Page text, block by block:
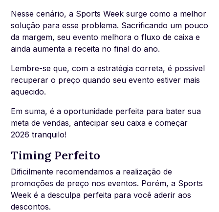
Nesse cenário, a Sports Week surge como a melhor
solução para esse problema. Sacrificando um pouco
da margem, seu evento melhora o fluxo de caixa e
ainda aumenta a receita no final do ano.
Lembre-se que, com a estratégia correta, é possível
recuperar o preço quando seu evento estiver mais
aquecido.
Em suma, é a oportunidade perfeita para bater sua
meta de vendas, antecipar seu caixa e começar
2026 tranquilo!
Timing Perfeito
Dificilmente recomendamos a realização de
promoções de preço nos eventos. Porém, a Sports
Week é a desculpa perfeita para você aderir aos
descontos.